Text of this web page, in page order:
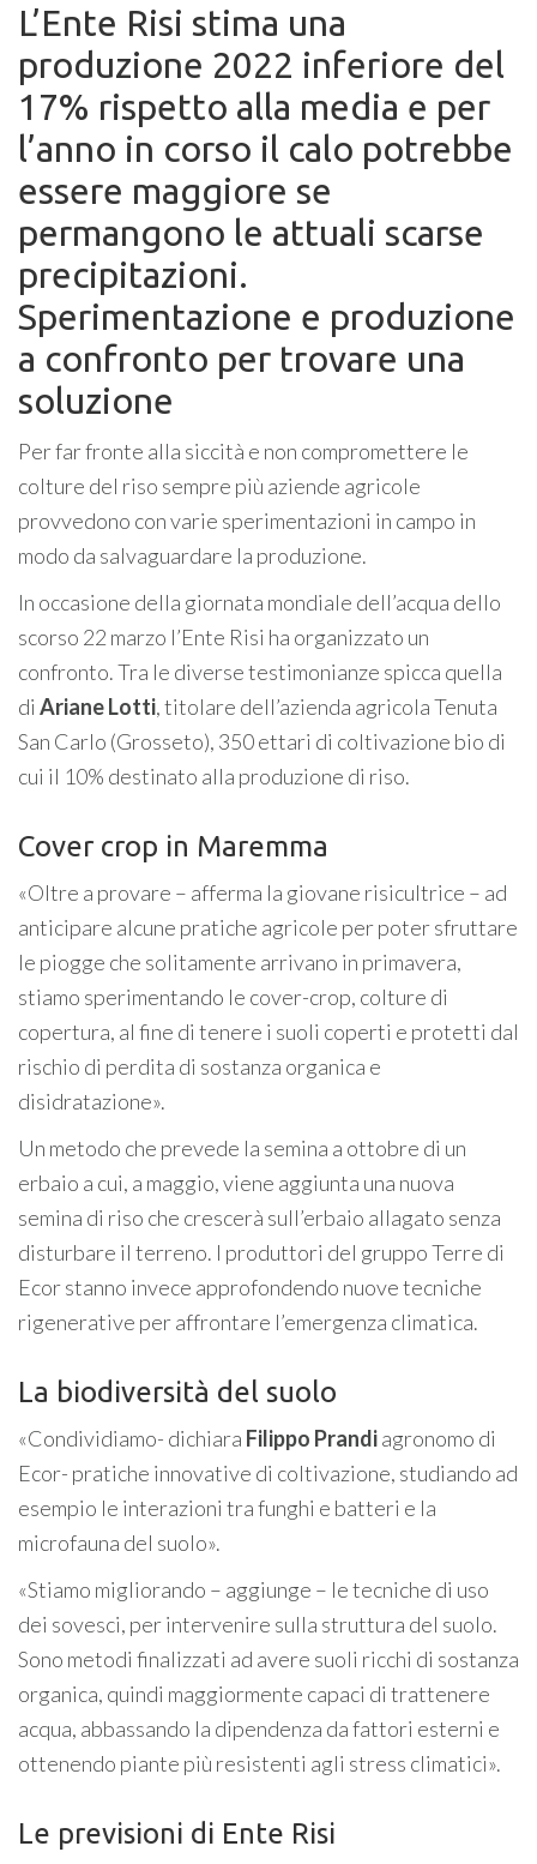
L’Ente Risi stima una
produzione 2022 inferiore del
17% rispetto alla media e per
l’anno in corso il calo potrebbe
essere maggiore se
permangono le attuali scarse
precipitazioni.
Sperimentazione e produzione
a confronto per trovare una
soluzione
Per far fronte alla siccità e non compromettere le
colture del riso sempre più aziende agricole
provvedono con varie sperimentazioni in campo in
modo da salvaguardare la produzione.
In occasione della giornata mondiale dell’acqua dello
scorso 22 marzo l’Ente Risi ha organizzato un
confronto. Tra le diverse testimonianze spicca quella
di Ariane Lotti, titolare dell’azienda agricola Tenuta
San Carlo (Grosseto), 350 ettari di coltivazione bio di
cui il 10% destinato alla produzione di riso.
Cover crop in Maremma
«Oltre a provare – afferma la giovane risicultrice – ad
anticipare alcune pratiche agricole per poter sfruttare
le piogge che solitamente arrivano in primavera,
stiamo sperimentando le cover-crop, colture di
copertura, al fine di tenere i suoli coperti e protetti dal
rischio di perdita di sostanza organica e
disidratazione».
Un metodo che prevede la semina a ottobre di un
erbaio a cui, a maggio, viene aggiunta una nuova
semina di riso che crescerà sull’erbaio allagato senza
disturbare il terreno. I produttori del gruppo Terre di
Ecor stanno invece approfondendo nuove tecniche
rigenerative per affrontare l’emergenza climatica.
La biodiversità del suolo
«Condividiamo- dichiara Filippo Prandiagronomo di
Ecor- pratiche innovative di coltivazione, studiando ad
esempio le interazioni tra funghi e batteri e la
microfauna del suolo».
«Stiamo migliorando – aggiunge – le tecniche di uso
dei sovesci, per intervenire sulla struttura del suolo.
Sono metodi finalizzati ad avere suoli ricchi di sostanza
organica, quindi maggiormente capaci di trattenere
acqua, abbassando la dipendenza da fattori esterni e
ottenendo piante più resistenti agli stress climatici».
Le previsioni di Ente Risi